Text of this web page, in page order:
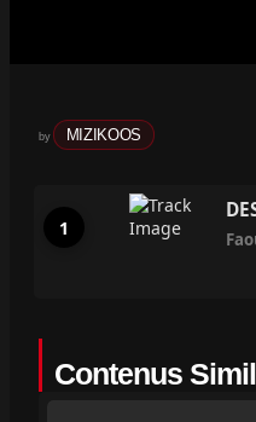
by MIZIKOOS
Contenus